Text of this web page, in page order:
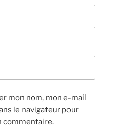
mon nom, mon e-mail
le navigateur pour
commentaire.